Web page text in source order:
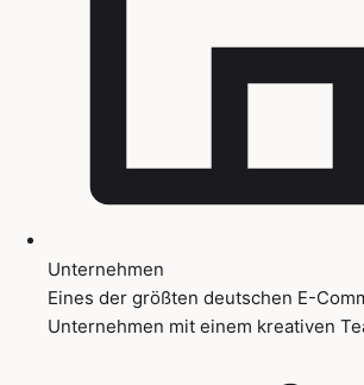
Unternehmen
Eines der größten deutschen E-
Unternehmen mit einem kreativen